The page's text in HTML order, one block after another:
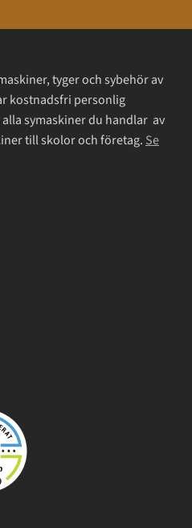
tyger och sybehör av
kostnadsfri personlig
symaskiner du handlar av
till skolor och företag. Se